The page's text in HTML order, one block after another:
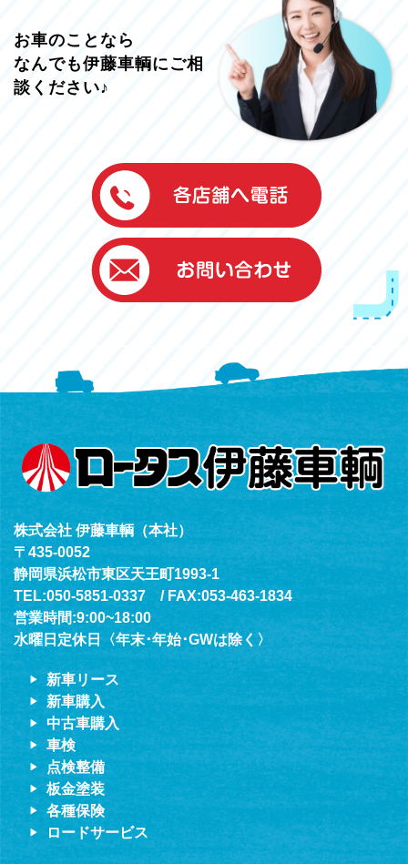
お車のことなら
なんでも伊藤車輌にご相
談ください♪
伊藤車輌（本社）
050-5851-0337
グッドワン浜松
050-5851-0338
浜北店
050-5851-0339
（年中無休24h対応）
株式会社 伊藤車輌（本社）
〒435-0052
静岡県浜松市東区天王町1993-1
TEL:050-5851-0337 / FAX:053-463-1834
営業時間:9:00~18:00
水曜日定休日〈年末･年始･GWは除く〉
新車リース
新車購入
中古車購入
車検
点検整備
板金塗装
各種保険
ロードサービス